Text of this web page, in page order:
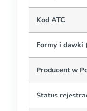
Kod ATC
Formy i dawki
Producent w
Status